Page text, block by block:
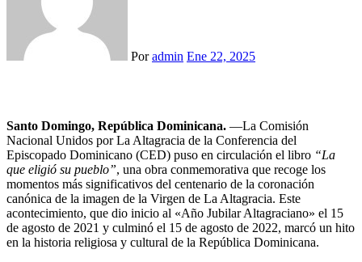
Poradmin Ene 22, 2025
Santo Domingo, República Dominicana. —La Comisión
Nacional Unidos por La Altagracia de la Conferencia del
Episcopado Dominicano (CED) puso en circulación el libro “La
que eligió su pueblo”, una obra conmemorativa que recoge los
momentos más significativos del centenario de la coronación
canónica de la imagen de la Virgen de La Altagracia. Este
acontecimiento, que dio inicio al «Año Jubilar Altagraciano» el 15
de agosto de 2021 y culminó el 15 de agosto de 2022, marcó un hito
en la historia religiosa y cultural de la República Dominicana.